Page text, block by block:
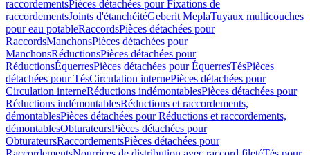
raccordementsPièces détachées pour Fixations de
raccordementsJoints d'étanchéitéGeberit MeplaTuyaux multicouches
pour eau potableRaccordsPièces détachées pour
RaccordsManchonsPièces détachées pour
ManchonsRéductionsPièces détachées pour
RéductionsÉquerresPièces détachées pour ÉquerresTésPièces
détachées pour TésCirculation internePièces détachées pour
Circulation interneRéductions indémontablesPièces détachées pour
Réductions indémontablesRéductions et raccordements,
démontablesPièces détachées pour Réductions et raccordements,
démontablesObturateursPièces détachées pour
ObturateursRaccordementsPièces détachées pour